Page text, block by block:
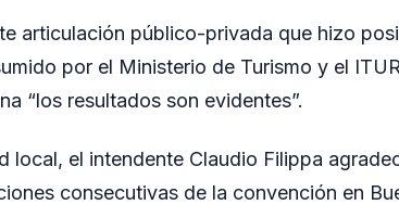
articulación público-privada que hizo
por el Ministerio de Turismo y el
“los resultados son evidentes”.
local, el intendente Claudio Filippa
consecutivas de la convención en